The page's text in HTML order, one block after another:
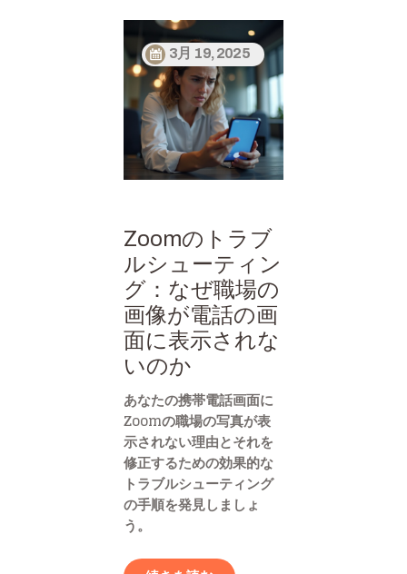
3月 19, 2025
Zoomのトラブ
ルシューティン
グ：なぜ職場の
画像が電話の画
面に表示されな
いのか
あなたの携帯電話画面に
Zoomの職場の写真が表
示されない理由とそれを
修正するための効果的な
トラブルシューティング
の手順を発見しましょ
う。